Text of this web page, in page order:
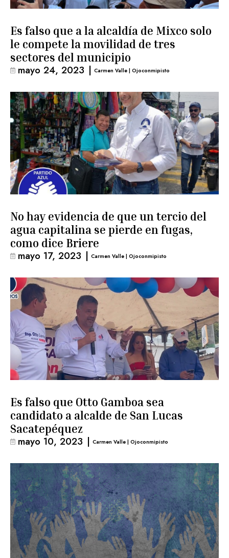
Es falso que a la alcaldía de Mixco solo
le compete la movilidad de tres
sectores del municipio
mayo 24, 2023 | Carmen Valle | Ojoconmipisto
No hay evidencia de que un tercio del
agua capitalina se pierde en fugas,
como dice Briere
mayo 17, 2023 | Carmen Valle | Ojoconmipisto
Es falso que Otto Gamboa sea
candidato a alcalde de San Lucas
Sacatepéquez
mayo 10, 2023 | Carmen Valle | Ojoconmipisto